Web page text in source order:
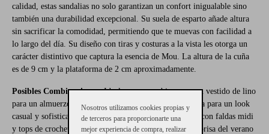
calidad, estas sandalias no solo garantizan un confort inigualable sino
también una durabilidad excepcional. Su suela de esparto añade altura
sin sacrificar la comodidad, permitiendo que te muevas con facilidad a
lo largo del día. Su diseño con tiras y costuras a la vista les otorga un
carácter distintivo que captura la esencia de Mou. La altura de la cuña
es de 9 cm y la plataforma de 2 cm aproximadamente.
Posibles Combinaciones:Ideales para combinar con un vestido de lino
para un almuerzo al aire libre o con jeans y una camiseta para un look
casual y sofisticado. También se acoplan perfectamente con faldas midi
y tops de crochet para esas noches de verano. Siente la brisa del verano
Nosotros utilizamos cookies propias y
de terceros para proporcionarte una
mejor experiencia de compra, realizar